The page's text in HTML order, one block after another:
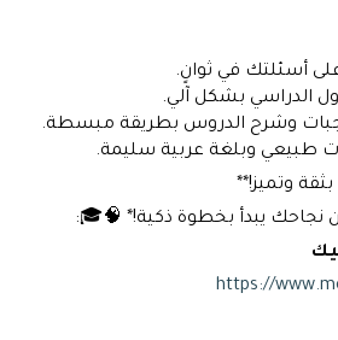
أسئلتك في ثوانٍ.
الدراسي بشكل آلي.
وشرح الدروس بطريقة مبسطة.
طبيعي وبلغة عربية سليمة.
وتميز!**
نجاحك يبدأ بخطوة ذكية!* 🧠🎓:
https://